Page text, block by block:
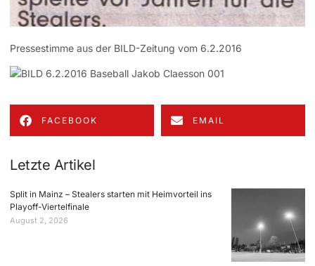
Pressestimme aus der BILD-Zeitung vom 6.2.2016
FACEBOOK EMAIL
Letzte Artikel
Split in Mainz – Stealers starten mit Heimvorteil ins
Playoff-Viertelfinale
August 2, 2026